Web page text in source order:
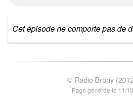
Cet épisode ne comporte pas de
© Radio Brony
Page générée le 11/